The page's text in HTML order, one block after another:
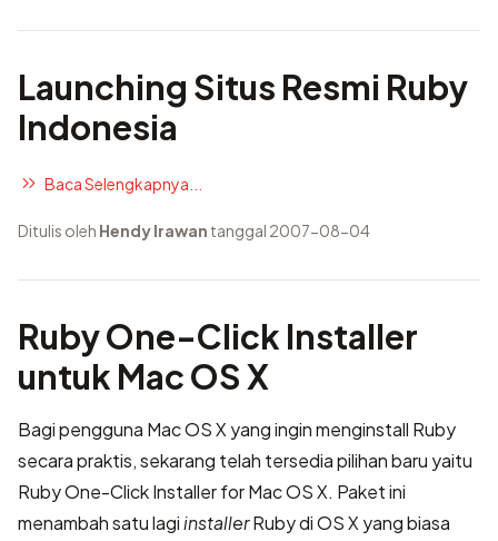
Launching Situs Resmi Ruby
Indonesia
Baca Selengkapnya...
Ditulis oleh Hendy Irawan tanggal 2007-08-04
Ruby One-Click Installer
untuk Mac OS X
Bagi pengguna Mac OS X yang ingin menginstall Ruby
secara praktis, sekarang telah tersedia pilihan baru yaitu
Ruby One-Click Installer for Mac OS X. Paket ini
menambah satu lagiinstallerRuby di OS X yang biasa